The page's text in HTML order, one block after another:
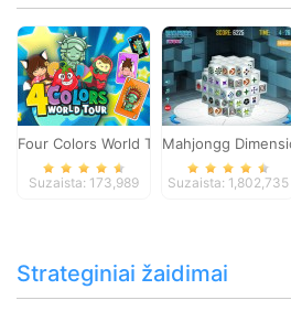
Four Colors World Tour
Suzaista: 173,989
Mahjongg
Suzaista: 1,802,735
Strateginiai žaidimai